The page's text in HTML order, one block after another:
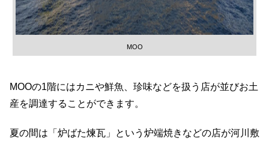
MOO
MOOの1階にはカニや鮮魚、珍味などを扱う店が並びお土
産を調達することができます。
夏の間は「炉ばた煉瓦」という炉端焼きなどの店が河川敷